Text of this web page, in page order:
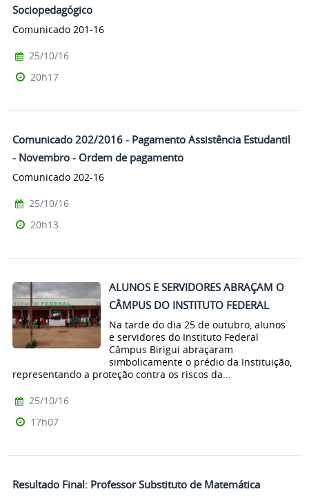
Sociopedagógico
Comunicado 201-16
25/10/16
20h17
Comunicado 202/2016 - Pagamento Assistência Estudantil
- Novembro - Ordem de pagamento
Comunicado 202-16
25/10/16
20h13
ALUNOS E SERVIDORES ABRAÇAM O
CÂMPUS DO INSTITUTO FEDERAL
Na tarde do dia 25 de outubro, alunos
e servidores do Instituto Federal
Câmpus Birigui abraçaram
simbolicamente o prédio da Instituição,
representando a proteção contra os riscos da...
25/10/16
17h07
Resultado Final: Professor Substituto de Matemática